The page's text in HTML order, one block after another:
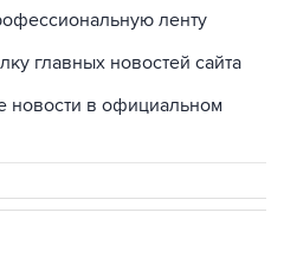
главных новостей сайта
новости в официальном